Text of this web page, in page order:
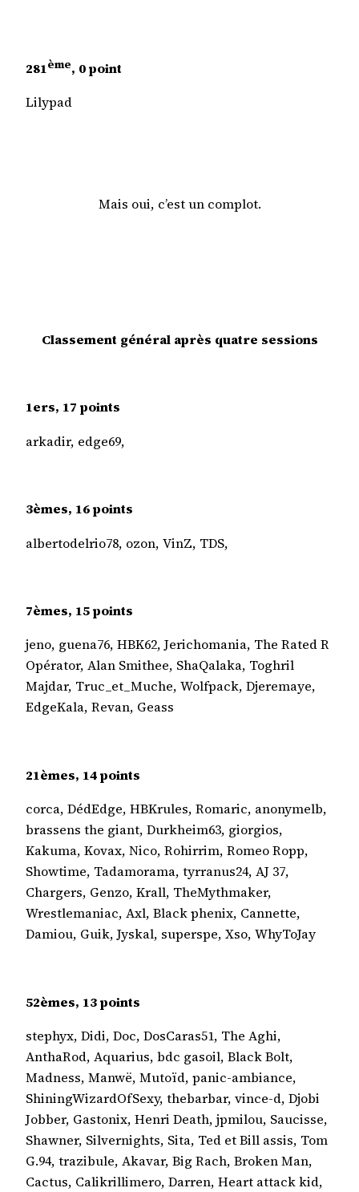
281ème, 0 point
Lilypad
Mais oui, c’est un complot.
Classement général après quatre sessions
1ers, 17 points
arkadir, edge69,
3èmes, 16 points
albertodelrio78, ozon, VinZ, TDS,
7èmes, 15 points
jeno, guena76, HBK62, Jerichomania, The Rated R
Opérator, Alan Smithee, ShaQalaka, Toghril
Majdar, Truc_et_Muche, Wolfpack, Djeremaye,
EdgeKala, Revan, Geass
21èmes, 14 points
corca, DédEdge, HBKrules, Romaric, anonymelb,
brassens the giant, Durkheim63, giorgios,
Kakuma, Kovax, Nico, Rohirrim, Romeo Ropp,
Showtime, Tadamorama, tyrranus24, AJ 37,
Chargers, Genzo, Krall, TheMythmaker,
Wrestlemaniac, Axl, Black phenix, Cannette,
Damiou, Guik, Jyskal, superspe, Xso, WhyToJay
52èmes, 13 points
stephyx, Didi, Doc, DosCaras51, The Aghi,
AnthaRod, Aquarius, bdc gasoil, Black Bolt,
Madness, Manwë, Mutoïd, panic-ambiance,
ShiningWizardOfSexy, thebarbar, vince-d, Djobi
Jobber, Gastonix, Henri Death, jpmilou, Saucisse,
Shawner, Silvernights, Sita, Ted et Bill assis, Tom
G.94, trazibule, Akavar, Big Rach, Broken Man,
Cactus, Calikrillimero, Darren, Heart attack kid,